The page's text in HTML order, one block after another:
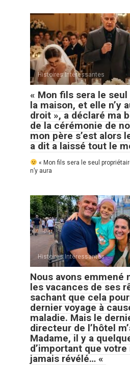
Histoires Intéressantes
« Mon fils sera le
la maison, et elle n’y
droit », a déclaré ma
de la cérémonie de
mon père s’est alors
a dit a laissé tout le
« Mon fils sera le seul
n’y aura
Histoires Intéressantes
Nous avons emmené
les vacances de ses
sachant que cela
dernier voyage à
maladie. Mais le
directeur de l’hôtel
Madame, il y a
d’important que
jamais révélé… «